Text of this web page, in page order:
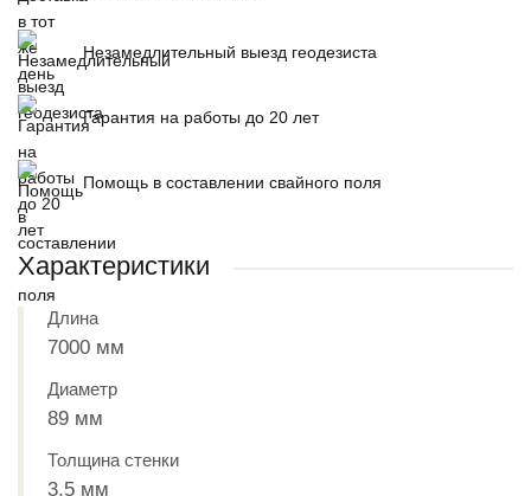
Незамедлительный выезд геодезиста
Гарантия на работы до 20 лет
Помощь в составлении свайного поля
Характеристики
Длина
7000 мм
Диаметр
89 мм
Толщина стенки
3.5 мм